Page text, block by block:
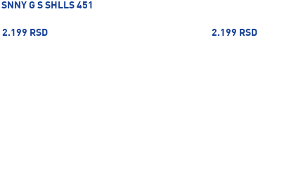
SNNY G S SHLLS 451
2.199 RSD 2.199 RSD